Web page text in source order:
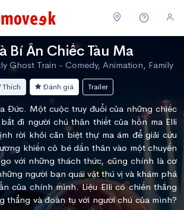
Bí Ẩn Chiếc Tàu Ma
Ghost Train - Comedy, Animation, Family
Thích Đánh giá Trailer
Đức. Một cuộc truy đuổi của những chiếc
đi người chú thân thiết của hồn ma Elli
rời khỏi căn biệt thự ma ám để giải cứu
khiến cô bé dấn thân vào một chuyến
với những thách thức, cũng chính là cơ
người bạn quái vật thú vị và khám phá
của chính mình. Liệu Elli có chiến thắng
thẳng và đoàn tụ với người chú của mình?